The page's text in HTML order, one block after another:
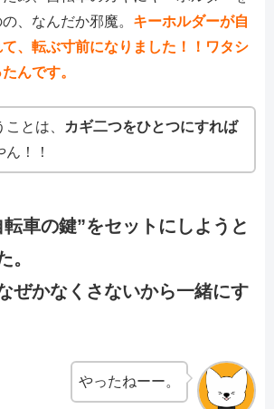
、なんだか邪魔。 キーホルダーが自
、転ぶ寸前になりました！！ワタシ
んです。
ことは、
カギ二つをひとつにすれば
ん！！
車の鍵”をセットにしようと
。
ぜかなくさないから一緒にす
やったねーー。